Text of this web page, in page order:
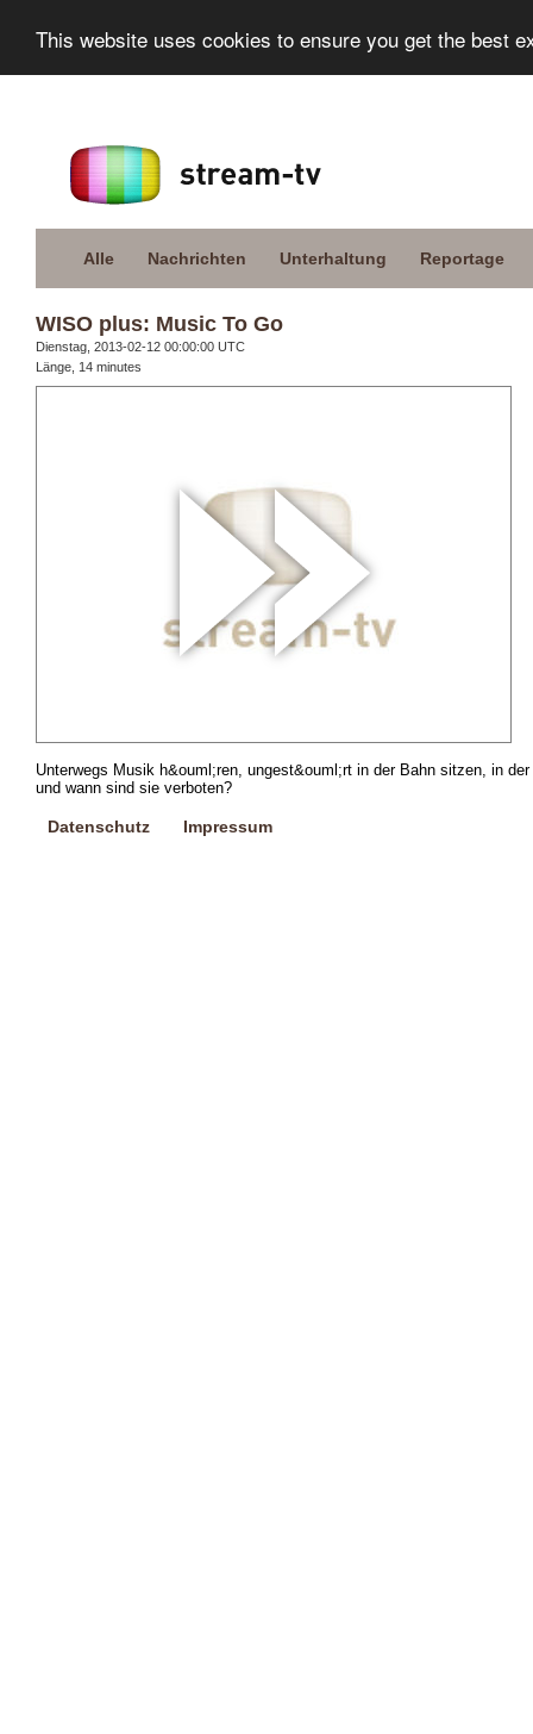
This website uses cookies to ensure you get the best
Alle Nachrichten Unterhaltung Reportage
WISO plus: Music To Go
Dienstag, 2013-02-12 00:00:00 UTC
Länge, 14 minutes
Unterwegs Musik h&ouml;ren, ungest&ouml;rt in der Bahn sitzen, in
und wann sind sie verboten?
Datenschutz Impressum